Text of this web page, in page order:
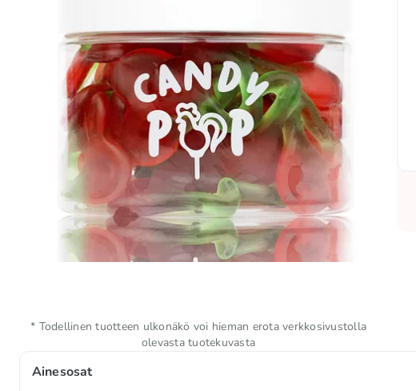
Ainesosat
* Todellinen tuotteen ulkonäkö voi hieman erota verkkosivustolla
olevasta tuotekuvasta